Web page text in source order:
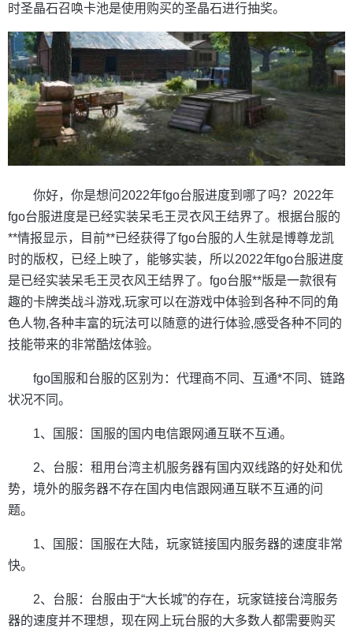
时圣晶石召唤卡池是使用购买的圣晶石进行抽奖。
你好，你是想问2022年fgo台服进度到哪了吗？2022年
fgo台服进度是已经实装呆毛王灵衣风王结界了。根据台服的
**情报显示，目前**已经获得了fgo台服的人生就是博尊龙凯
时的版权，已经上映了，能够实装，所以2022年fgo台服进度
是已经实装呆毛王灵衣风王结界了。fgo台服**版是一款很有
趣的卡牌类战斗游戏,玩家可以在游戏中体验到各种不同的角
色人物,各种丰富的玩法可以随意的进行体验,感受各种不同的
技能带来的非常酷炫体验。
fgo国服和台服的区别为：代理商不同、互通*不同、链路
状况不同。
1、国服：国服的国内电信跟网通互联不互通。
2、台服：租用台湾主机服务器有国内双线路的好处和优
势，境外的服务器不存在国内电信跟网通互联不互通的问
题。
1、国服：国服在大陆，玩家链接国内服务器的速度非常
快。
2、台服：台服由于“大长城”的存在，玩家链接台湾服务
器的速度并不理想，现在网上玩台服的大多数人都需要购买